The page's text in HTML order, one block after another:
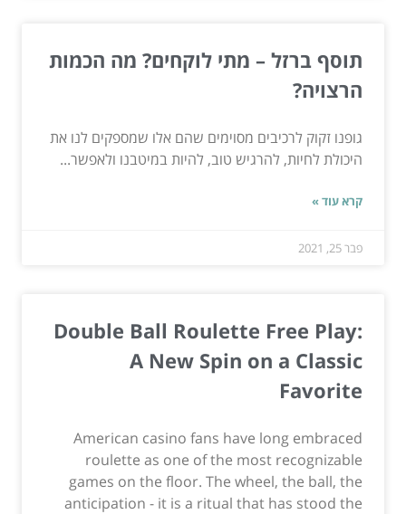
תוסף ברזל – מתי לוקחים? מה הכמות
הרצויה?
גופנו זקוק לרכיבים מסוימים שהם אלו שמספקים לנו את
היכולת לחיות, להרגיש טוב, להיות במיטבנו ולאפשר...
קרא עוד »
פבר 25, 2021
Double Ball Roulette Free Play:
A New Spin on a Classic
Favorite
American casino fans have long embraced
roulette as one of the most recognizable
games on the floor. The wheel, the ball, the
anticipation - it is a ritual that has stood the